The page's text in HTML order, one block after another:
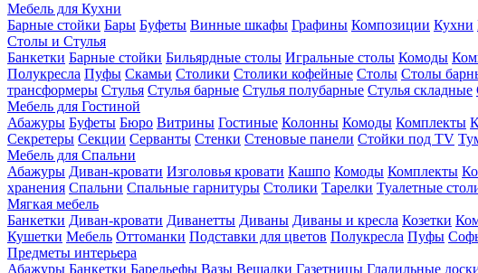
Мебель для Кухни
Барные стойки Бары Буфеты Винные шкафы Графины Композиции Кухни
Столы и Стулья
Банкетки Барные стойки Бильярдные столы Игральные столы Комоды
Полукресла Пуфы Скамьи Столики Столики кофейные Столы Столы
трансформеры Стулья Стулья барные Стулья полубарные Стулья складные
Мебель для Гостиной
Абажуры Буфеты Бюро Витрины Гостиные Колонны Комоды Комплекты
Секретеры Секции Серванты Стенки Стеновые панели Стойки под TV
Мебель для Спальни
Абажуры Диван-кровати Изголовья кровати Кашпо Комоды Комплекты
хранения Спальни Спальные гарнитуры Столики Тарелки Туалетные
Мягкая мебель
Банкетки Диван-кровати Диванетты Диваны Диваны и кресла Козетки
Кушетки Мебель Оттоманки Подставки для цветов Полукресла Пуфы
Предметы интерьера
Абажуры Банкетки Барельефы Вазы Вешалки Газетницы Гладильные